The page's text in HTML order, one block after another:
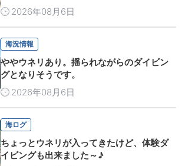
2026年08月6日
海況情報
ややウネリあり。揺られながらのダイビン
グとなりそうです。
2026年08月6日
海ログ
ちょっとウネリが入ってきたけど、体験ダ
イビングも出来ました～♪